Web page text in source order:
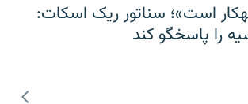
است»؛ سناتور ریک اسکات:
را پاسخگو کند